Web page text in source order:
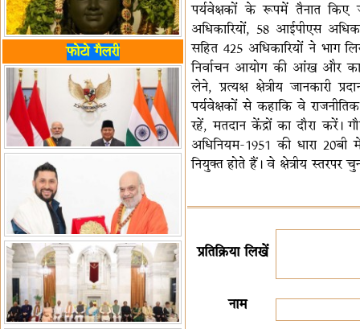
फोटो गैलरी
पर्यवेक्षकों के रूपमें तैनात
अधिकारियों, 58 आईपीएस
सहित 425 अधिकारियों ने भाग
निर्वाचन आयोग की आंख और कान
लेने, प्रत्यक्ष क्षेत्रीय
पर्यवेक्षकों से कहाकि वे
रहें, मतदान केंद्रों का दौरा करें।
अधिनियम-1951 की धारा
नियुक्त होते हैं। वे क्षेत्रीय
प्रतिक्रिया लिखें
नाम